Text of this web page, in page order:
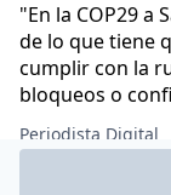
"En la COP29 a
de lo que tiene
cumplir con la
bloqueos o
Periodista Digital